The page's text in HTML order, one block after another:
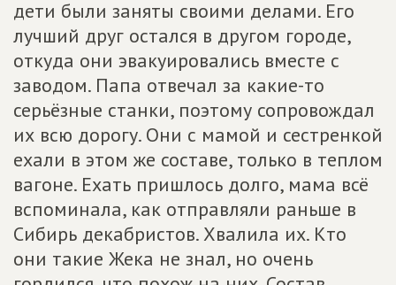
дети были заняты своими делами. Его
лучший друг остался в другом городе,
откуда они эвакуировались вместе с
заводом. Папа отвечал за какие-то
серьёзные станки, поэтому сопровождал
их всю дорогу. Они с мамой и сестренкой
ехали в этом же составе, только в теплом
вагоне. Ехать пришлось долго, мама всё
вспоминала, как отправляли раньше в
Сибирь декабристов. Хвалила их. Кто
они такие Жека не знал, но очень